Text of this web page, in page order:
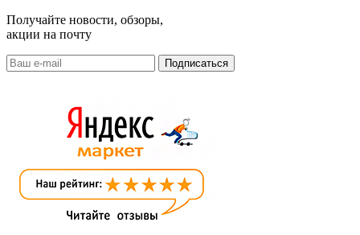
Получайте новости, обзоры,
акции на почту